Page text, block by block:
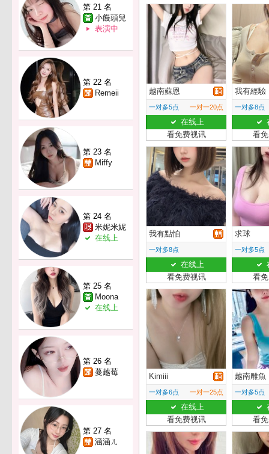
第 21 名
小饅頭兒
表演中
第 22 名
Remeii
第 23 名
Miffy
第 24 名
米妮米妮
在线上
第 25 名
Moona
在线上
第 26 名
蔓越莓
第 27 名
涵涵ㄦ
越南蘇恩
一对多5点 一对一20点
在线上
看免费视讯
我有經驗
一对多8点
看
我有點怕
一对多8点
在线上
看免费视讯
求球
一对多5点
看
Kimiii
一对多6点 一对一25点
在线上
看免费视讯
越南雕魚
一对多5点
看